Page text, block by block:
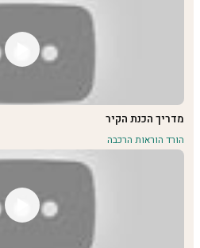
מדריך הכנת הקיר
הורד הוראות הרכבה